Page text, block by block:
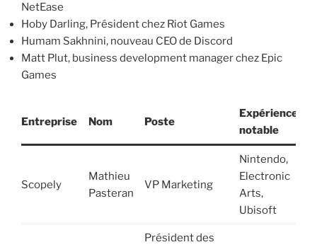
NetEase
Hoby Darling, Président chez Riot Games
Humam Sakhnini, nouveau CEO de Discord
Matt Plut, business development manager chez Epic
Games
Entreprise Nom Poste
Expérience
notable
Scopely
Mathieu
Pasteran
VP Marketing
Nintendo,
Electronic
Arts,
Ubisoft
Président des